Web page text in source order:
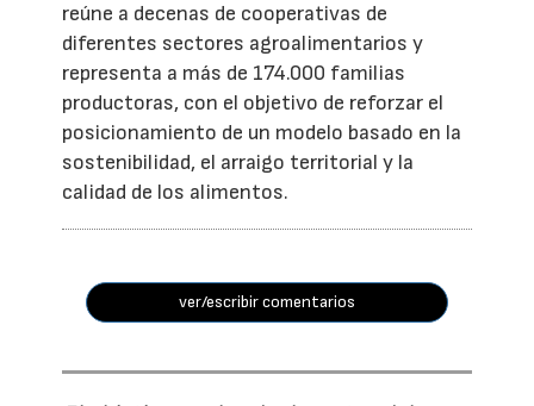
reúne a decenas de cooperativas de
diferentes sectores agroalimentarios y
representa a más de 174.000 familias
productoras, con el objetivo de reforzar el
posicionamiento de un modelo basado en la
sostenibilidad, el arraigo territorial y la
calidad de los alimentos.
ver/escribir comentarios